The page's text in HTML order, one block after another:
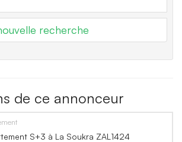
recherche
de ce annonceur
S+3 à La Soukra ZAL1424